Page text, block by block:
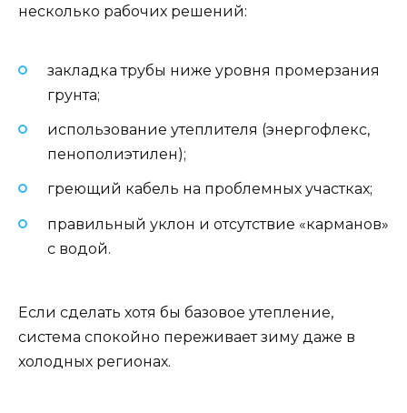
несколько рабочих решений:
закладка трубы ниже уровня промерзания
грунта;
использование утеплителя (энергофлекс,
пенополиэтилен);
греющий кабель на проблемных участках;
правильный уклон и отсутствие «карманов»
с водой.
Если сделать хотя бы базовое утепление,
система спокойно переживает зиму даже в
холодных регионах.